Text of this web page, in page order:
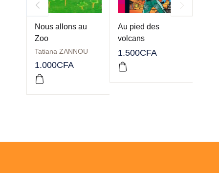
Nous allons au
Zoo
Tatiana ZANNOU
1.000CFA
Au pied des
volcans
1.500CFA